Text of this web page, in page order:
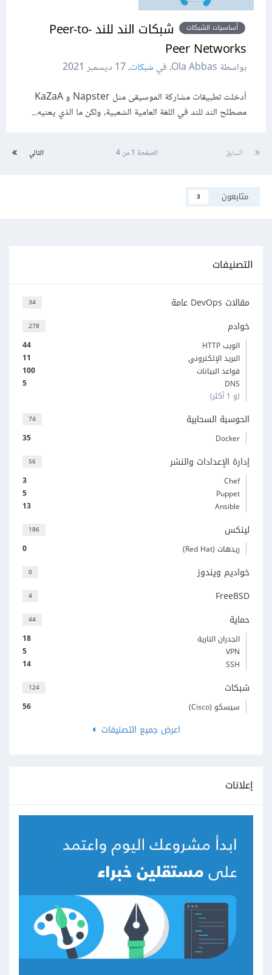
أساسيات الشبكات
شبكات الند للند Peer-to-
Peer Networks
بواسطة Ola Abbas، في شبكات،17 ديسمبر 2021
أدخلت تطبيقات مشاركة الموسيقى مثل Napster و KaZaA
مصطلح الند للند في اللغة العامية الشعبية، ولكن ما الذي يعنيه...
السابق التالي الصفحة 1 من 4
متابعون 3
التصنيفات
34 مقالات DevOps عامة
278 خوادم
44
الويب HTTP
11
البريد الإلكتروني
100
قواعد البيانات
5
DNS
(و 1 أكثر)
74 الحوسبة السحابية
35 Docker
56 إدارة الإعدادات والنشر
3
Chef
5
Puppet
13
Ansible
186 لينكس
0 ريدهات (Red Hat)
0 خواديم ويندوز
4 FreeBSD
44 حماية
18
الجدران النارية
5
VPN
14
SSH
124 شبكات
56 سيسكو (Cisco)
اعرض جميع التصنيفات
إعلانات